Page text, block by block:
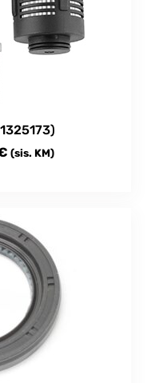
Price
35.00€
(sis. KM)